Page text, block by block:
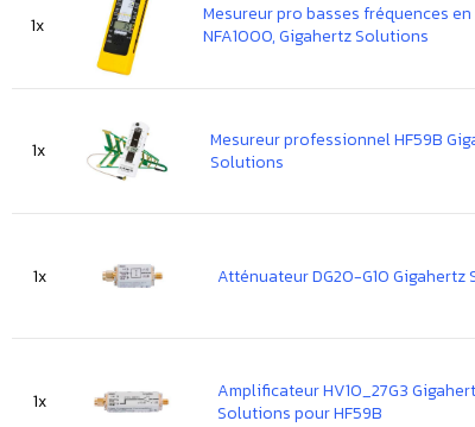
1x
Mesureur pro basses fréquences en
NFA1000, Gigahertz Solutions
1x
Mesureur professionnel HF59B
Solutions
1x Atténuateur DG20-G10 Gigahertz
1x
Amplificateur HV10_27G3
Solutions pour HF59B